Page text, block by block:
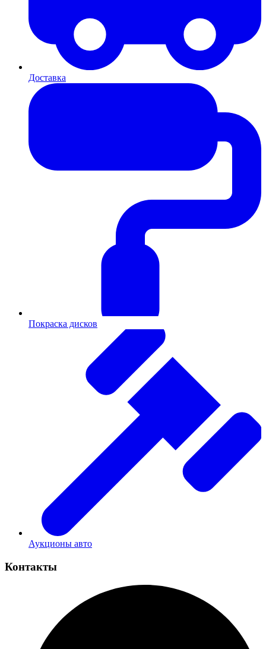
Доставка
Покраска дисков
Аукционы авто
Контакты